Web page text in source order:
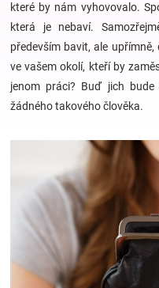
kojenecká
výbava
Hračky
zábava
děti
které by nám vyhovovalo.
která je nebaví.
především bavit, ale
ve vašem okolí, kteří by
jenom práci? Buď jich
žádného takového člověka.